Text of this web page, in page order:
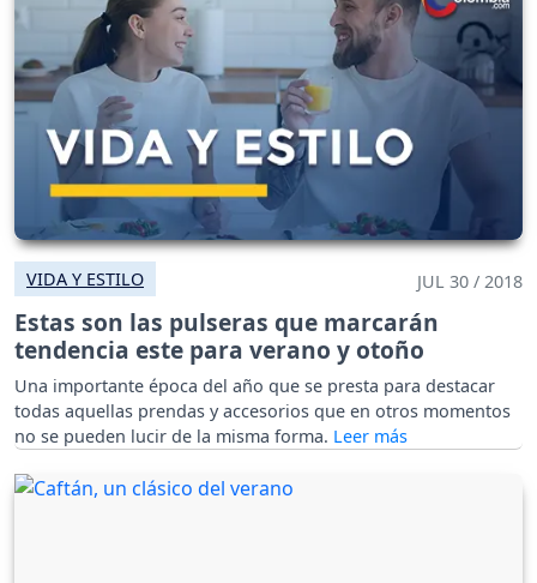
VIDA Y ESTILO JUL 30 / 2018
Estas son las pulseras que marcarán
tendencia este para verano y otoño
Una importante época del año que se presta para destacar
todas aquellas prendas y accesorios que en otros momentos
no se pueden lucir de la misma forma.